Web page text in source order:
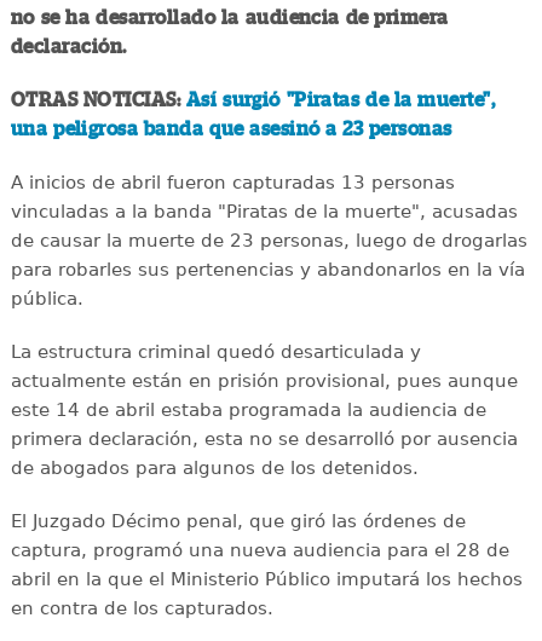
no se ha desarrollado la audiencia de primera
declaración.
OTRAS NOTICIAS: Así surgió "Piratas de la muerte",
una peligrosa banda que asesinó a 23 personas
A inicios de abril fueron capturadas 13 personas
vinculadas a la banda "Piratas de la muerte", acusadas
de causar la muerte de 23 personas, luego de drogarlas
para robarles sus pertenencias y abandonarlos en la vía
pública.
La estructura criminal quedó desarticulada y
actualmente están en prisión provisional, pues aunque
este 14 de abril estaba programada la audiencia de
primera declaración, esta no se desarrolló por ausencia
de abogados para algunos de los detenidos.
El Juzgado Décimo penal, que giró las órdenes de
captura, programó una nueva audiencia para el 28 de
abril en la que el Ministerio Público imputará los hechos
en contra de los capturados.